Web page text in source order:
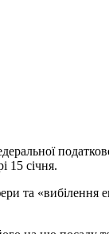
15 січня.
та